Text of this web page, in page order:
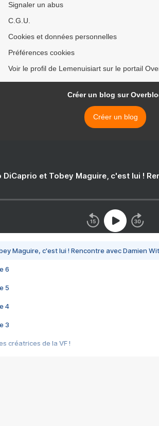
Signaler un abus
C.G.U.
Cookies et données personnelles
Préférences cookies
Voir le profil de Lemenuisiart sur le portail
Créer un blog sur
Créer un blog
DiCaprio et Tobey Maguire, c'est lui !
Maguire, c'est lui ! Rencontre avec Damien
6
5
4
3
créatrices de la VF !